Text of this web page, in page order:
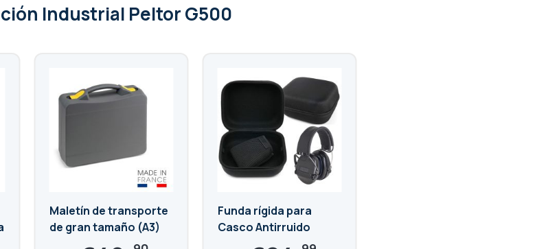
Industrial Peltor G500
Maletín de transporte
de gran tamaño (A3)
Funda rígida para
Casco Antirruido